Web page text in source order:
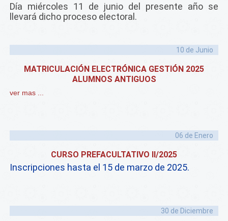
Día miércoles 11 de junio del presente año se
llevará dicho proceso electoral.
10 de Junio
MATRICULACIÓN ELECTRÓNICA GESTIÓN 2025
ALUMNOS ANTIGUOS
ver mas ...
06 de Enero
CURSO PREFACULTATIVO II/2025
Inscripciones hasta el 15 de marzo de 2025.
30 de Diciembre